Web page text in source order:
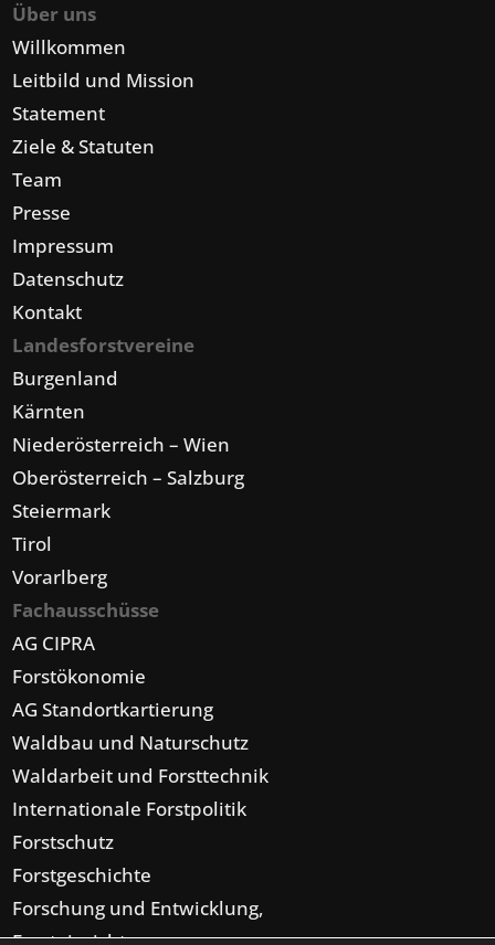
Über uns
Willkommen
Leitbild und Mission
Statement
Ziele & Statuten
Team
Presse
Impressum
Datenschutz
Kontakt
Landesforstvereine
Burgenland
Kärnten
Niederösterreich – Wien
Oberösterreich – Salzburg
Steiermark
Tirol
Vorarlberg
Fachausschüsse
AG CIPRA
Forstökonomie
AG Standortkartierung
Waldbau und Naturschutz
Waldarbeit und Forsttechnik
Internationale Forstpolitik
Forstschutz
Forstgeschichte
Forschung und Entwicklung,